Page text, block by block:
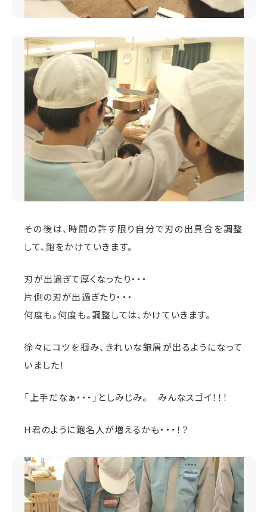
その後は、時間の許す限り自分で刃の出具合を調整
して、鉋をかけていきます。
刃が出過ぎて厚くなったり・・・
片側の刃が出過ぎたり・・・
何度も。何度も。調整しては、かけていきます。
徐々にコツを掴み、きれいな鉋屑が出るようになって
いました！
「上手だなぁ・・・」としみじみ。 みんなスゴイ！！！
H君のように鉋名人が増えるかも・・・！？